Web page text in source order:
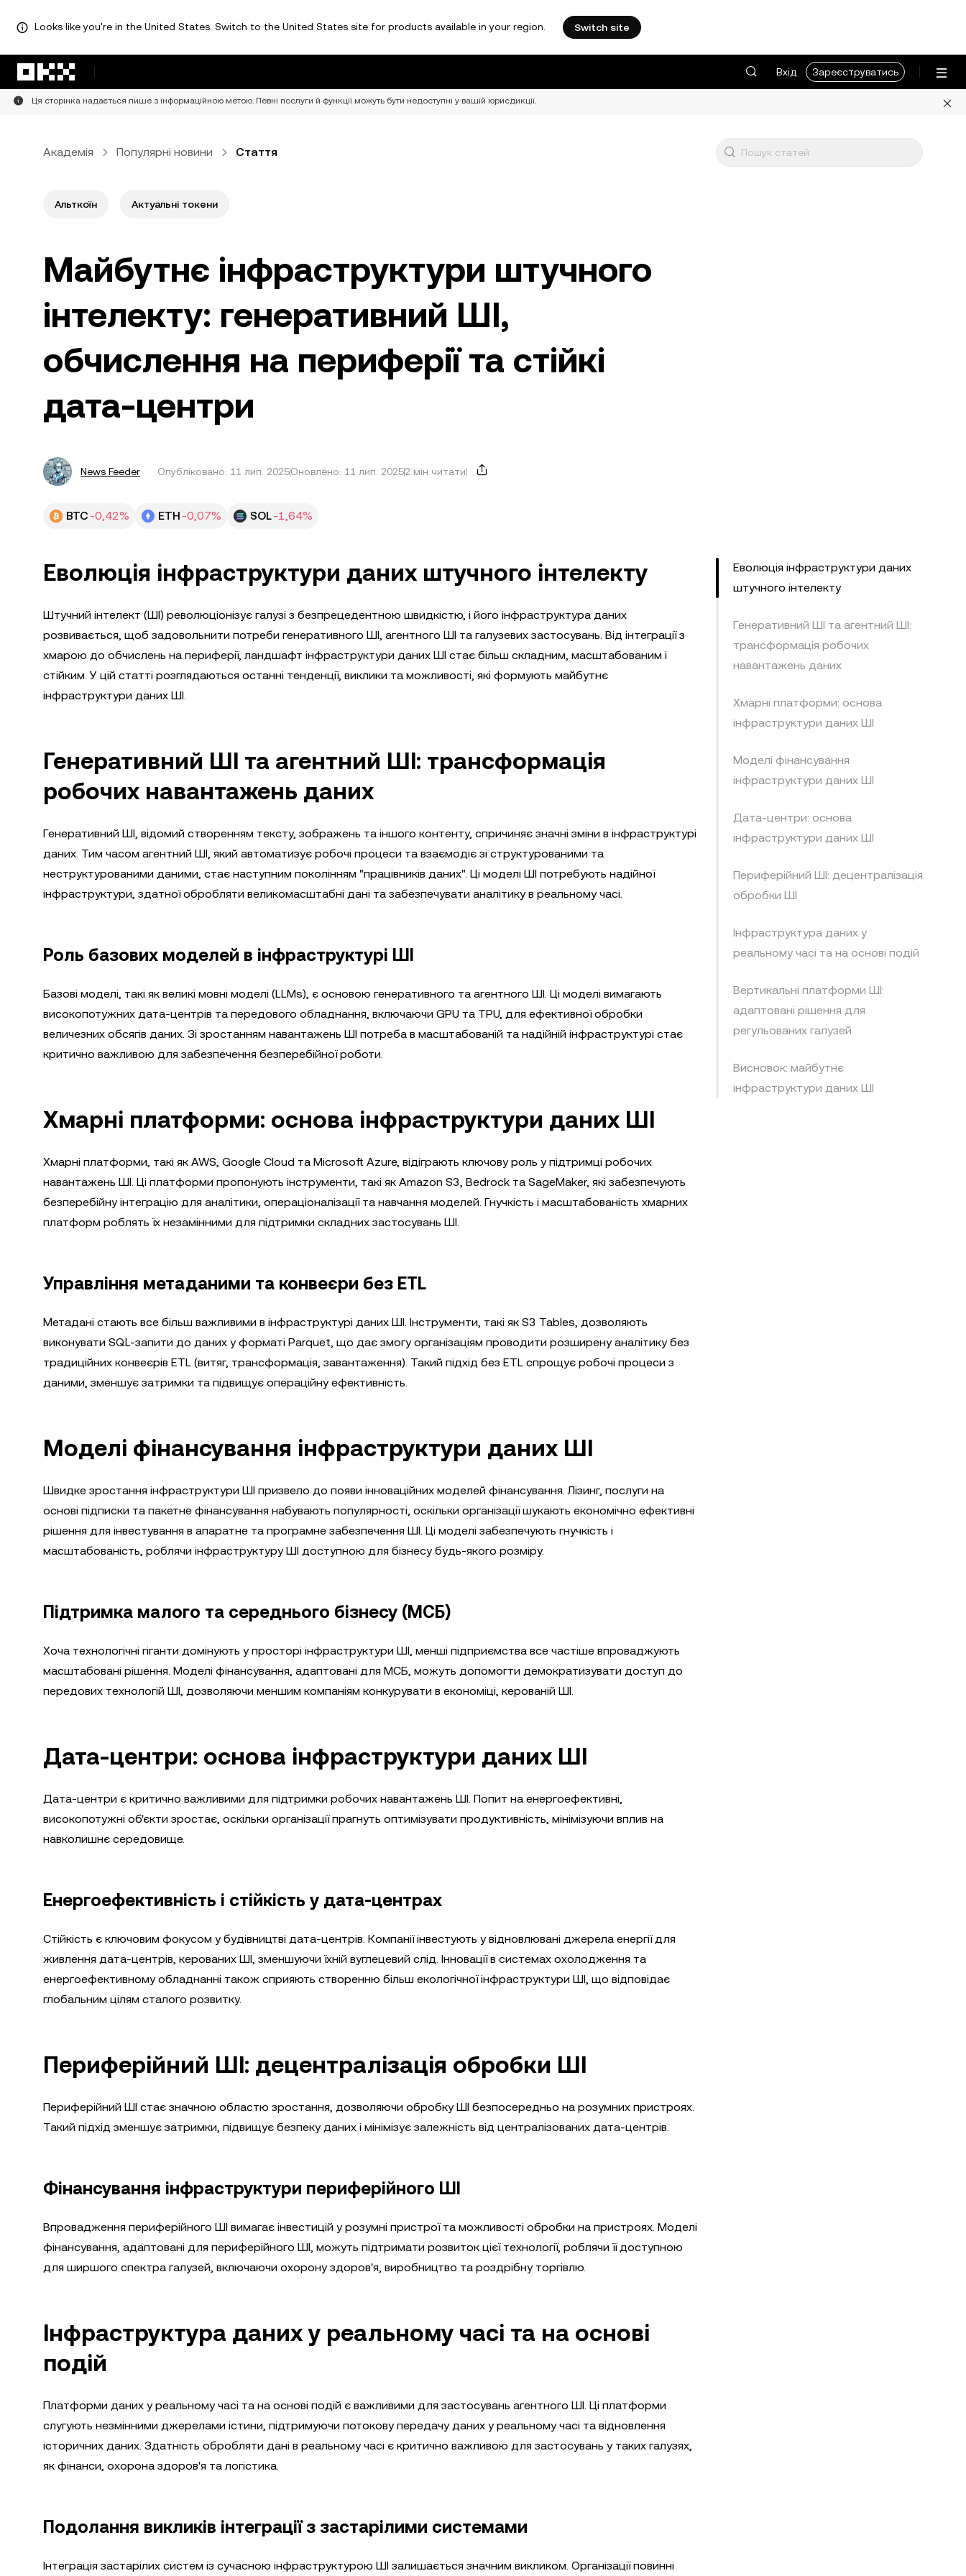
Looks like you're in the United States. Switch to the United States site for products available in your region. Switch site
Вхід
Зареєструватись
Ця сторінка надається лише з інформаційною метою. Певні послуги й функції можуть бути недоступні у вашій юрисдикції.
Академія Популярні новини Стаття
Альткоїн Актуальні токени
Майбутнє інфраструктури штучного
інтелекту: генеративний ШІ,
обчислення на периферії та стійкі
дата-центри
News Feeder Опубліковано: 11 лип. 2025Оновлено: 11 лип. 20252 мін читати
BTC -0,42% ETH -0,07% SOL-1,64%
Еволюція інфраструктури даних штучного інтелекту
Штучний інтелект (ШІ) революціонізує галузі з безпрецедентною швидкістю, і його інфраструктура даних
розвивається, щоб задовольнити потреби генеративного ШІ, агентного ШІ та галузевих застосувань. Від інтеграції з
хмарою до обчислень на периферії, ландшафт інфраструктури даних ШІ стає більш складним, масштабованим і
стійким. У цій статті розглядаються останні тенденції, виклики та можливості, які формують майбутнє
інфраструктури даних ШІ.
Генеративний ШІ та агентний ШІ: трансформація
робочих навантажень даних
Генеративний ШІ, відомий створенням тексту, зображень та іншого контенту, спричиняє значні зміни в інфраструктурі
даних. Тим часом агентний ШІ, який автоматизує робочі процеси та взаємодіє зі структурованими та
неструктурованими даними, стає наступним поколінням "працівників даних". Ці моделі ШІ потребують надійної
інфраструктури, здатної обробляти великомасштабні дані та забезпечувати аналітику в реальному часі.
Роль базових моделей в інфраструктурі ШІ
Базові моделі, такі як великі мовні моделі (LLMs), є основою генеративного та агентного ШІ. Ці моделі вимагають
високопотужних дата-центрів та передового обладнання, включаючи GPU та TPU, для ефективної обробки
величезних обсягів даних. Зі зростанням навантажень ШІ потреба в масштабованій та надійній інфраструктурі стає
критично важливою для забезпечення безперебійної роботи.
Хмарні платформи: основа інфраструктури даних ШІ
Хмарні платформи, такі як AWS, Google Cloud та Microsoft Azure, відіграють ключову роль у підтримці робочих
навантажень ШІ. Ці платформи пропонують інструменти, такі як Amazon S3, Bedrock та SageMaker, які забезпечують
безперебійну інтеграцію для аналітики, операціоналізації та навчання моделей. Гнучкість і масштабованість хмарних
платформ роблять їх незамінними для підтримки складних застосувань ШІ.
Управління метаданими та конвеєри без ETL
Метадані стають все більш важливими в інфраструктурі даних ШІ. Інструменти, такі як S3 Tables, дозволяють
виконувати SQL-запити до даних у форматі Parquet, що дає змогу організаціям проводити розширену аналітику без
традиційних конвеєрів ETL (витяг, трансформація, завантаження). Такий підхід без ETL спрощує робочі процеси з
даними, зменшує затримки та підвищує операційну ефективність.
Моделі фінансування інфраструктури даних ШІ
Швидке зростання інфраструктури ШІ призвело до появи інноваційних моделей фінансування. Лізинг, послуги на
основі підписки та пакетне фінансування набувають популярності, оскільки організації шукають економічно ефективні
рішення для інвестування в апаратне та програмне забезпечення ШІ. Ці моделі забезпечують гнучкість і
масштабованість, роблячи інфраструктуру ШІ доступною для бізнесу будь-якого розміру.
Підтримка малого та середнього бізнесу (МСБ)
Хоча технологічні гіганти домінують у просторі інфраструктури ШІ, менші підприємства все частіше впроваджують
масштабовані рішення. Моделі фінансування, адаптовані для МСБ, можуть допомогти демократизувати доступ до
передових технологій ШІ, дозволяючи меншим компаніям конкурувати в економіці, керованій ШІ.
Дата-центри: основа інфраструктури даних ШІ
Дата-центри є критично важливими для підтримки робочих навантажень ШІ. Попит на енергоефективні,
високопотужні об'єкти зростає, оскільки організації прагнуть оптимізувати продуктивність, мінімізуючи вплив на
навколишнє середовище.
Енергоефективність і стійкість у дата-центрах
Стійкість є ключовим фокусом у будівництві дата-центрів. Компанії інвестують у відновлювані джерела енергії для
живлення дата-центрів, керованих ШІ, зменшуючи їхній вуглецевий слід. Інновації в системах охолодження та
енергоефективному обладнанні також сприяють створенню більш екологічної інфраструктури ШІ, що відповідає
глобальним цілям сталого розвитку.
Периферійний ШІ: децентралізація обробки ШІ
Периферійний ШІ стає значною областю зростання, дозволяючи обробку ШІ безпосередньо на розумних пристроях.
Такий підхід зменшує затримки, підвищує безпеку даних і мінімізує залежність від централізованих дата-центрів.
Фінансування інфраструктури периферійного ШІ
Впровадження периферійного ШІ вимагає інвестицій у розумні пристрої та можливості обробки на пристроях. Моделі
фінансування, адаптовані для периферійного ШІ, можуть підтримати розвиток цієї технології, роблячи її доступною
для ширшого спектра галузей, включаючи охорону здоров'я, виробництво та роздрібну торгівлю.
Інфраструктура даних у реальному часі та на основі
подій
Платформи даних у реальному часі та на основі подій є важливими для застосувань агентного ШІ. Ці платформи
слугують незмінними джерелами істини, підтримуючи потокову передачу даних у реальному часі та відновлення
історичних даних. Здатність обробляти дані в реальному часі є критично важливою для застосувань у таких галузях,
як фінанси, охорона здоров'я та логістика.
Подолання викликів інтеграції з застарілими системами
Інтеграція застарілих систем із сучасною інфраструктурою ШІ залишається значним викликом. Організації повинні
Еволюція інфраструктури даних
штучного інтелекту
Генеративний ШІ та агентний ШІ:
трансформація робочих
навантажень даних
Хмарні платформи: основа
інфраструктури даних ШІ
Моделі фінансування
інфраструктури даних ШІ
Дата-центри: основа
інфраструктури даних ШІ
Периферійний ШІ: децентралізація
обробки ШІ
Інфраструктура даних у
реальному часі та на основі подій
Вертикальні платформи ШІ:
адаптовані рішення для
регульованих галузей
Висновок: майбутнє
інфраструктури даних ШІ